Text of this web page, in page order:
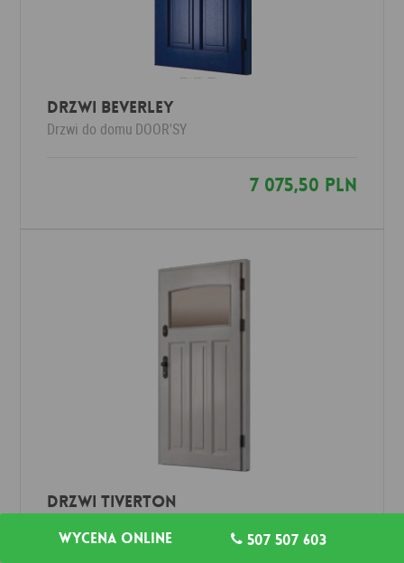
Wycena online 507 507 603
Drzwi BEVERLEY
Drzwi do domu DOOR'SY
7 075,50 PLN
Drzwi TIVERTON